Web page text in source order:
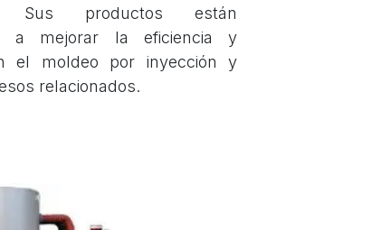
Sus productos están
a mejorar la eficiencia y
el moldeo por inyección y
relacionados.